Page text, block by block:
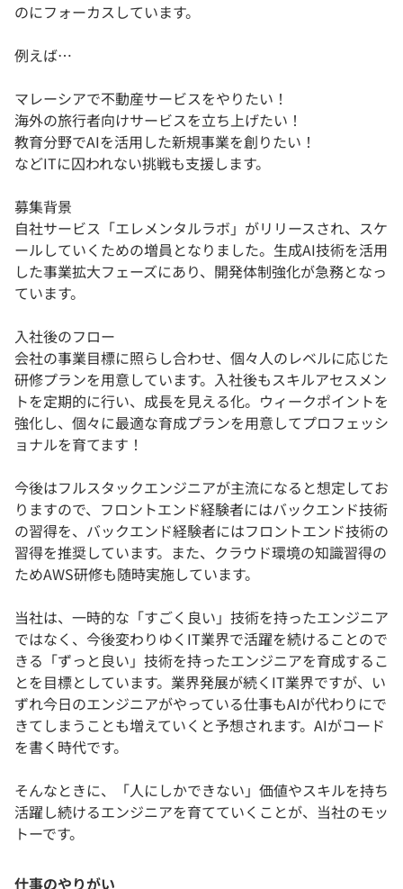
のにフォーカスしています。
例えば…
マレーシアで不動産サービスをやりたい！
海外の旅行者向けサービスを立ち上げたい！
教育分野でAIを活用した新規事業を創りたい！
などITに囚われない挑戦も支援します。
募集背景
自社サービス「エレメンタルラボ」がリリースされ、スケ
ールしていくための増員となりました。生成AI技術を活用
した事業拡大フェーズにあり、開発体制強化が急務となっ
ています。
入社後のフロー
会社の事業目標に照らし合わせ、個々人のレベルに応じた
研修プランを用意しています。入社後もスキルアセスメン
トを定期的に行い、成長を見える化。ウィークポイントを
強化し、個々に最適な育成プランを用意してプロフェッシ
ョナルを育てます！
今後はフルスタックエンジニアが主流になると想定してお
りますので、フロントエンド経験者にはバックエンド技術
の習得を、バックエンド経験者にはフロントエンド技術の
習得を推奨しています。また、クラウド環境の知識習得の
ためAWS研修も随時実施しています。
当社は、一時的な「すごく良い」技術を持ったエンジニア
ではなく、今後変わりゆくIT業界で活躍を続けることので
きる「ずっと良い」技術を持ったエンジニアを育成するこ
とを目標としています。業界発展が続くIT業界ですが、い
ずれ今日のエンジニアがやっている仕事もAIが代わりにで
きてしまうことも増えていくと予想されます。AIがコード
を書く時代です。
そんなときに、「人にしかできない」価値やスキルを持ち
活躍し続けるエンジニアを育てていくことが、当社のモッ
トーです。
仕事のやりがい